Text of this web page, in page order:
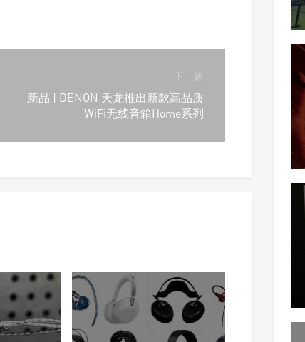
下一篇
新品 | DENON 天龙推出新款高品质
WiFi无线音箱Home系列